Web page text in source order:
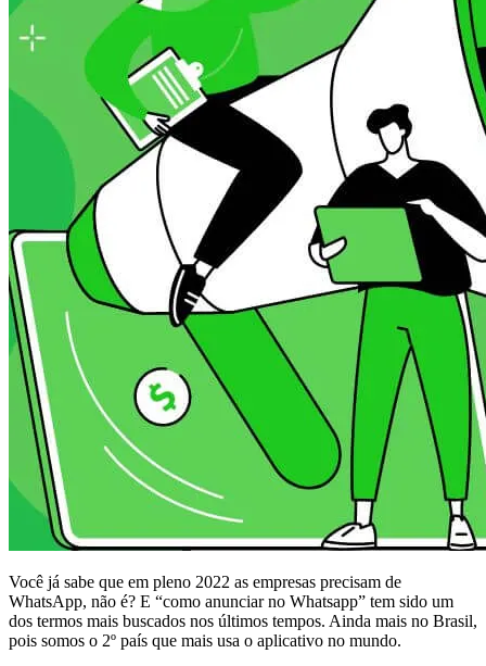
Você já sabe que em pleno 2022 as empresas precisam de
WhatsApp, não é? E “como anunciar no Whatsapp” tem sido um
dos termos mais buscados nos últimos tempos. Ainda mais no Brasil,
pois somos o 2º país que mais usa o aplicativo no mundo.